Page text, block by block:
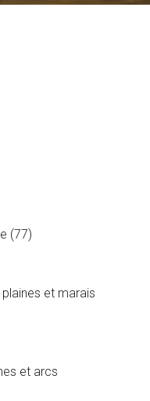
(77)
et marais
et arcs